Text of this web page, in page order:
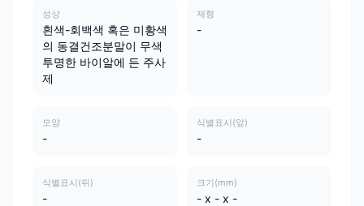
성상
흰색-회백색 혹은 미황색
의 동결건조분말이 무색
투명한 바이알에 든 주사
제
제형
-
모양
-
식별표시(앞)
-
식별표시(뒤)
-
크기(mm)
- x - x -